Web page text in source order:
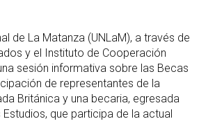
de La Matanza (UNLaM), a través de
y el Instituto de Cooperación
sesión informativa sobre las Becas
de representantes de la
Británica y una becaria, egresada
que participa de la actual